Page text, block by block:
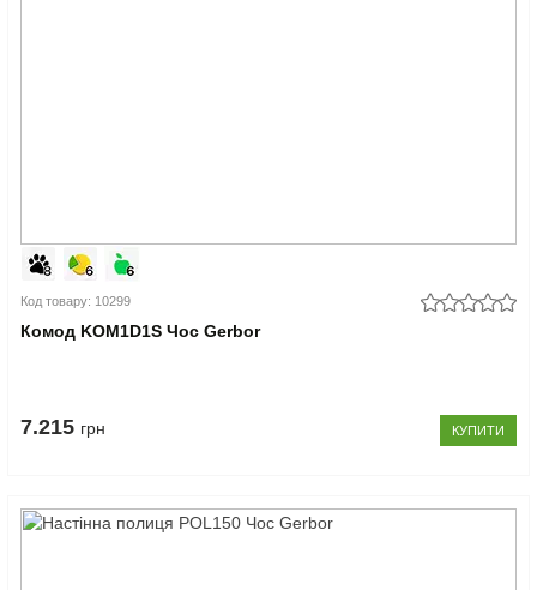
Код товару: 10299
Комод KOM1D1S Чос Gerbor
7.215 грн КУПИТИ